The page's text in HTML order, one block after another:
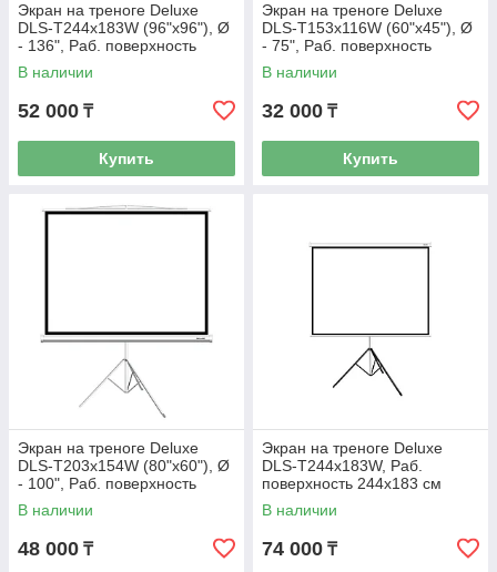
Экран на треноге Deluxe
DLS-T244x183W (96"х96"), Ø
- 136", Раб. поверхность
236х236 см., 1:1
В наличии
52 000 ₸
Купить
Экран на треноге Deluxe
DLS-T153x116W (60"х45"), Ø
- 75", Раб. поверхность
149х112 см., 4:3
В наличии
32 000 ₸
Купить
Экран на треноге Deluxe
DLS-T203x154W (80"х60"), Ø
- 100", Раб. поверхность
203х154 см., 4:3
В наличии
48 000 ₸
Экран на треноге Deluxe
DLS-T244x183W, Раб.
поверхность 244х183 см
В наличии
74 000 ₸